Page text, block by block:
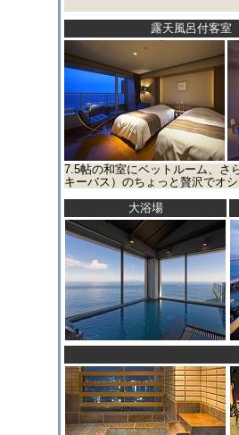
露天風呂付客室
7.5帖の和室にベットルーム、さ
キーバス）のちょっと贅沢でオ
大浴場